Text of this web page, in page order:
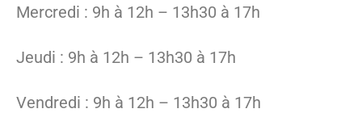
Mercredi : 9h à 12h – 13h30 à 17h
Jeudi : 9h à 12h – 13h30 à 17h
Vendredi : 9h à 12h – 13h30 à 17h